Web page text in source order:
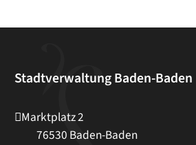
Stadtverwaltung Baden-Baden
Marktplatz 2
76530 Baden-Baden